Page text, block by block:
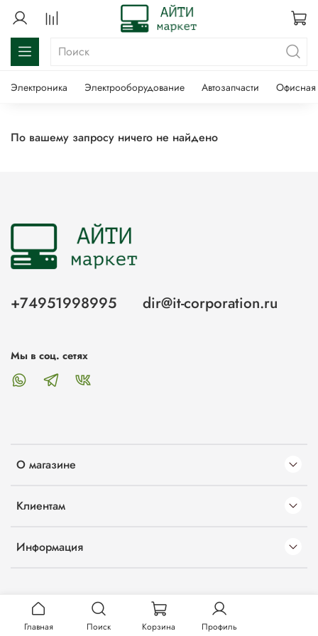
Электроника Электрооборудование Автозапчасти Офисная
По вашему запросу ничего не найдено
О магазине
Клиентам
Информация
+74951998995 dir@it-corporation.ru
Мы в соц. сетях
Главная Поиск Корзина Профиль